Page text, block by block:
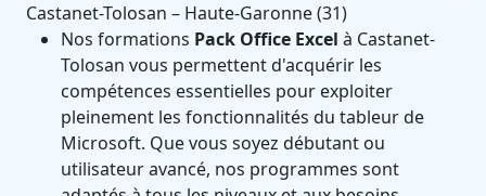
Certifié Qualiopi et éligible CPF
Castanet-Tolosan – Haute-Garonne (31)
Nos formations Pack Office Excel à Castanet-
Tolosan vous permettent d'acquérir les
compétences essentielles pour exploiter
pleinement les fonctionnalités du tableur de
Microsoft. Que vous soyez débutant ou
utilisateur avancé, nos programmes sont